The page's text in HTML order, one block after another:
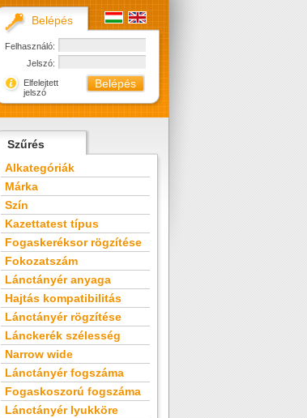
Szűrés
Alkategóriák
Márka
Szín
Kazettatest típus
Fogaskeréksor rögzítése
Fokozatszám
Lánctányér anyaga
Hajtás kompatibilitás
Lánctányér rögzítése
Lánckerék szélesség
Narrow wide
Lánctányér fogszáma
Fogaskoszorú fogszáma
Lánctányér lyukköre
Belépés
Felhasználó:
Jelszó:
Elfelejtett
jelszó